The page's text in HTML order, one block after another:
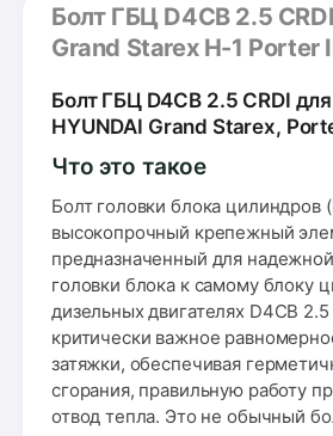
Болт ГБЦ D4CB 2.5
Grand Starex H-1 Porter
Болт ГБЦ D4CB 2.5 CRDI
HYUNDAI Grand Starex,
Что это такое
Болт головки блока цилиндров
высокопрочный крепежный
предназначенный для
головки блока к самому блоку
дизельных двигателях D4CB
критически важное
затяжки, обеспечивая
сгорания, правильную работу
отвод тепла. Это не обычный